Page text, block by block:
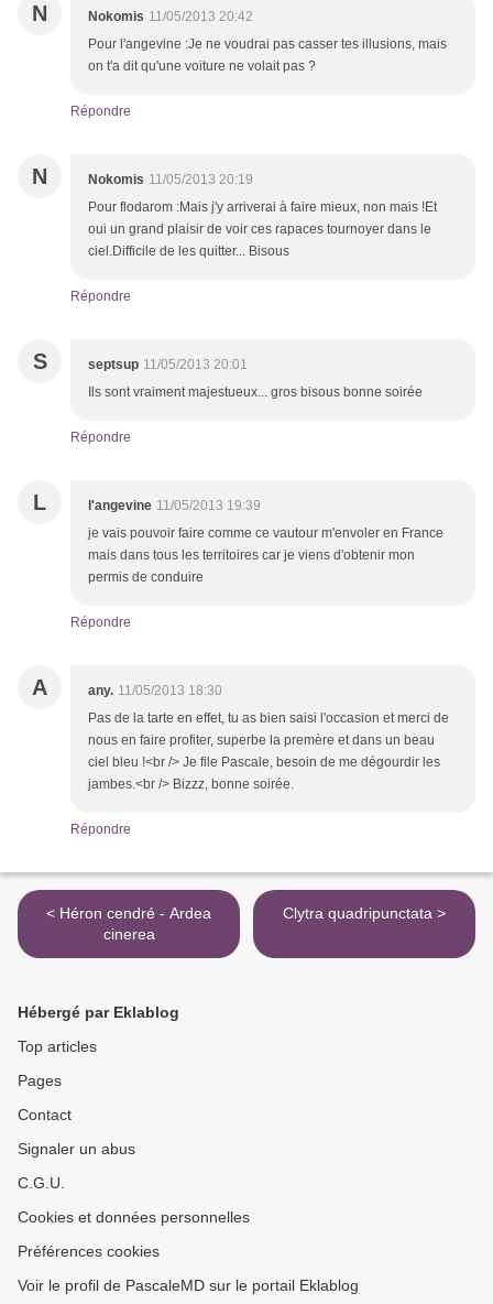
N Nokomis 11/05/2013 20:42
Pour l'angevine :Je ne voudrai pas casser tes illusions, mais
on t'a dit qu'une voiture ne volait pas ?
Répondre
N Nokomis 11/05/2013 20:19
Pour flodarom :Mais j'y arriverai à faire mieux, non mais !Et
oui un grand plaisir de voir ces rapaces tournoyer dans le
ciel.Difficile de les quitter... Bisous
Répondre
S septsup 11/05/2013 20:01
Ils sont vraiment majestueux... gros bisous bonne soirée
Répondre
L l'angevine 11/05/2013 19:39
je vais pouvoir faire comme ce vautour m'envoler en France
mais dans tous les territoires car je viens d'obtenir mon
permis de conduire
Répondre
A any. 11/05/2013 18:30
Pas de la tarte en effet, tu as bien saisi l'occasion et merci de
nous en faire profiter, superbe la premère et dans un beau
ciel bleu !<br /> Je file Pascale, besoin de me dégourdir les
jambes.<br /> Bizzz, bonne soirée.
Répondre
< Héron cendré - Ardea
cinerea
Clytra quadripunctata >
Hébergé par Eklablog
Top articles
Pages
Contact
Signaler un abus
C.G.U.
Cookies et données personnelles
Préférences cookies
Voir le profil de PascaleMD sur le portail Eklablog